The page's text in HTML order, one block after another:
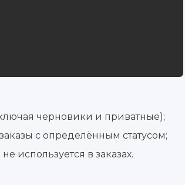
черновики и приватные);
с определённым статусом;
используется в заказах.